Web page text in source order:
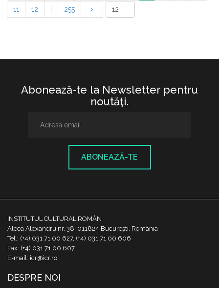
11 12 255
Abonează-te la Newsletter pentru
noutăţi.
ABONEAZĂ-TE
INSTITUTUL CULTURAL ROMÂN
Aleea Alexandru nr. 38, 011824 București, România
Tel.: (+4) 031 71 00 627, (+4) 031 71 00 606
Fax: (+4) 031 71 00 607
E-mail: icr@icr.ro
DESPRE NOI